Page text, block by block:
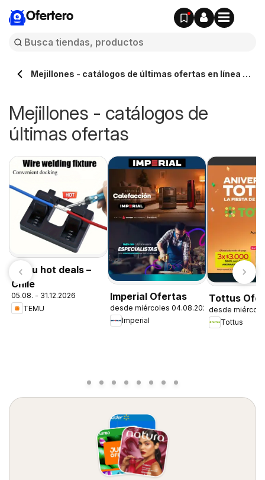
Ofertero
Mejillones - catálogos de últimas ofertas en línea -
Mejillones - catálogos de
últimas ofertas
Temu hot deals –
Chile
05.08. - 31.12.2026
TEMU
Imperial Ofertas
desde miércoles 04.08.2026
Imperial
Tottus
desde
Tottus